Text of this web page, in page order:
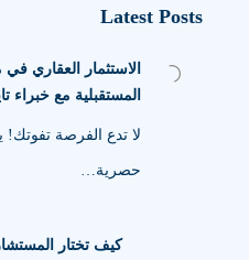
Latest Posts
المستقبلية مع خبراء
لا تدع الفرصة
حصرية…
كيف تختار